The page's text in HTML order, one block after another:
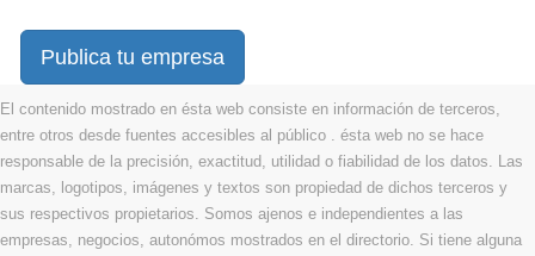
Publica tu empresa
El contenido mostrado en ésta web consiste en información de terceros,
entre otros desde fuentes accesibles al público . ésta web no se hace
responsable de la precisión, exactitud, utilidad o fiabilidad de los datos. Las
marcas, logotipos, imágenes y textos son propiedad de dichos terceros y
sus respectivos propietarios. Somos ajenos e independientes a las
empresas, negocios, autonómos mostrados en el directorio. Si tiene alguna